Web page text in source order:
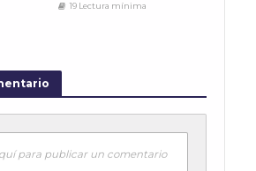
19 Lectura mínima
para publicar un comentario